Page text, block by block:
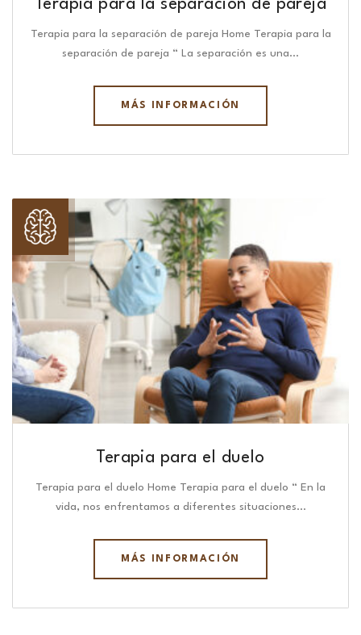
Terapia para la separación de pareja
Terapia para la separación de pareja Home Terapia para la
separación de pareja “ La separación es una…
MÁS INFORMACIÓN
Terapia para el duelo
Terapia para el duelo Home Terapia para el duelo “ En la
vida, nos enfrentamos a diferentes situaciones…
MÁS INFORMACIÓN